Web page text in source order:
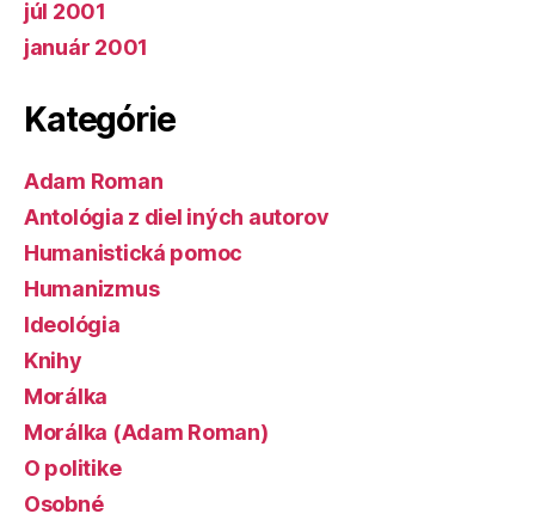
júl 2001
január 2001
Kategórie
Adam Roman
Antológia z diel iných autorov
Humanistická pomoc
Humanizmus
Ideológia
Knihy
Morálka
Morálka (Adam Roman)
O politike
Osobné